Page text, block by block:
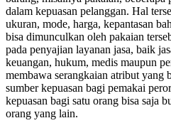
dalam kepuasan pelanggan. Hal
ukuran, mode, harga, kepantasan
bisa dimunculkan oleh pakaian
pada penyajian layanan jasa, baik
keuangan, hukum, medis maupun
membawa serangkaian atribut yang
sumber kepuasan bagi pemakai
kepuasan bagi satu orang bisa saja
orang yang lain.